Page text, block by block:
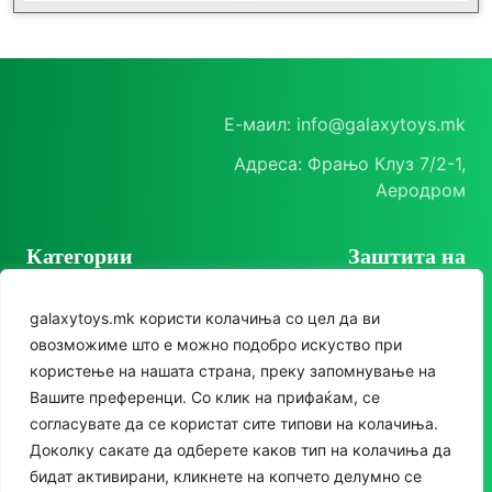
galaxytoys.mk користи колачиња со цел да ви
овозможиме што е можно подобро искуство при
користење на нашата страна, преку запомнување на
Вашите преференци. Со клик на прифаќам, се
согласувате да се користат сите типови на колачиња.
Доколку сакате да одберете каков тип на колачиња да
бидат активирани, кликнете на копчето делумно се
Е-маил: info@galaxytoys.mk
Адреса: Фрањо Клуз 7/2-1,
Аеродром
Категории
Сезонска опрема
Друштвени игри
За двор
Едукативни
Заштита на
Политика на
приватност
Политика за колачиња
Следете нè
Instagram
Facebook